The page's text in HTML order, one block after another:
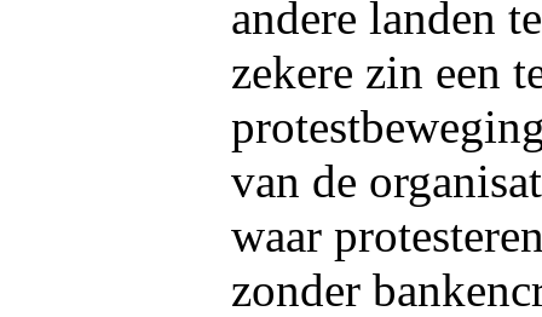
andere landen
zekere zin een
van de
waar
zonder